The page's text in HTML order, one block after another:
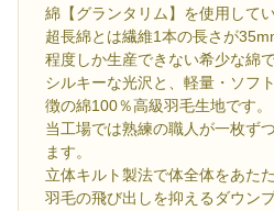
綿【グランタリム】を使用してい
超長綿とは繊維1本の長さが
程度しか生産できない希少な綿で
シルキーな光沢と、軽量・ソフ
徴の綿100％高級羽毛生地です。
当工場では熟練の職人が一枚ず
ます。
立体キルト製法で体全体をあた
羽毛の飛び出しを抑えるダウン